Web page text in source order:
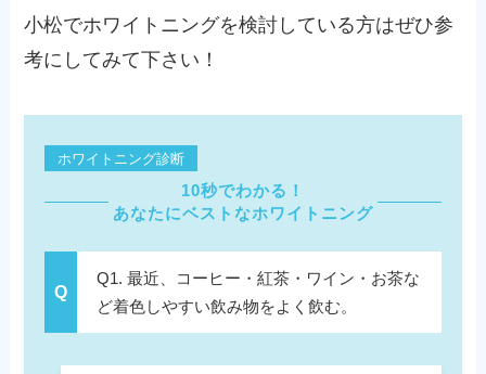
小松でホワイトニングを検討している方はぜひ参
考にしてみて下さい！
ホワイトニング診断
10秒でわかる！
あなたにベストなホワイトニング
Q1. 最近、コーヒー・紅茶・ワイン・お茶な
ど着色しやすい飲み物をよく飲む。